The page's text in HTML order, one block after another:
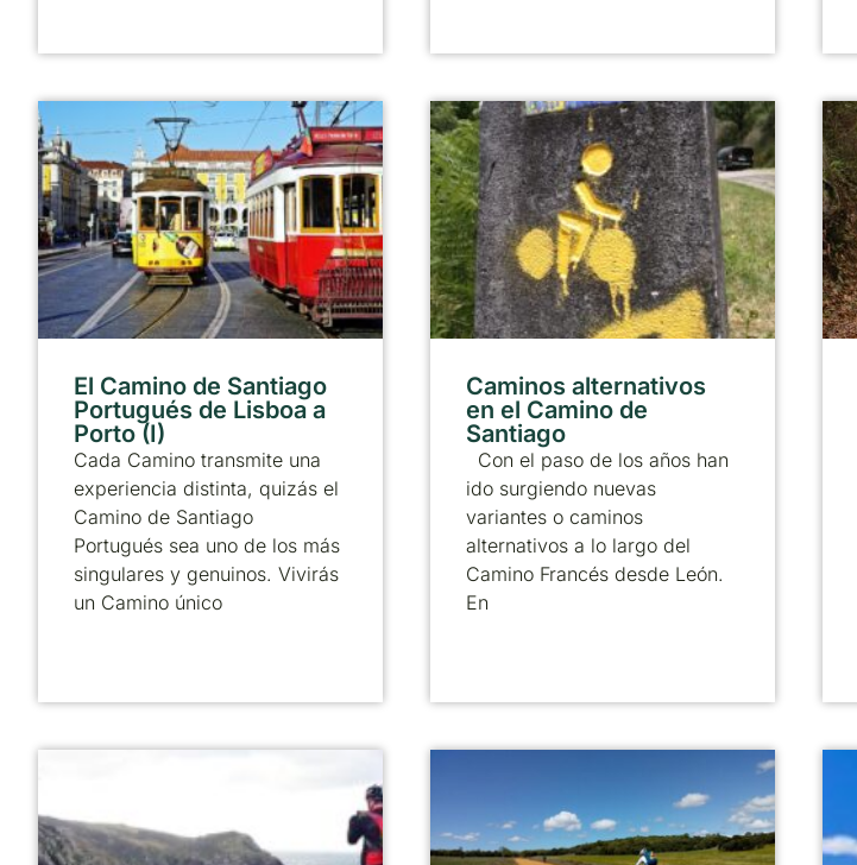
El Camino de Santiago
Portugués de Lisboa a
Porto (I)
Cada Camino transmite una
experiencia distinta, quizás el
Camino de Santiago
Portugués sea uno de los más
singulares y genuinos. Vivirás
un Camino único
Caminos alternativos
en el Camino de
Santiago
Con el paso de los años han
ido surgiendo nuevas
variantes o caminos
alternativos a lo largo del
Camino Francés desde León.
En